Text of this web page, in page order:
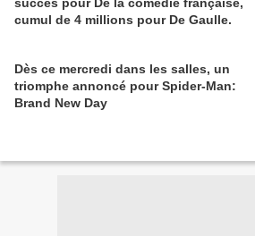
cumul de 4 millions pour De Gaulle.
Dès ce mercredi dans les salles, un
triomphe annoncé pour Spider-Man:
Brand New Day